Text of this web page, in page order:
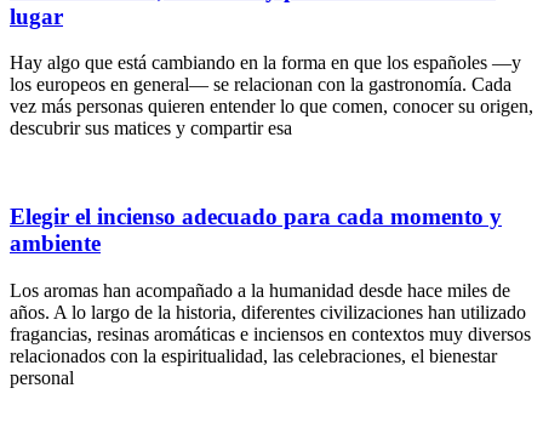
lugar
Hay algo que está cambiando en la forma en que los españoles —y
los europeos en general— se relacionan con la gastronomía. Cada
vez más personas quieren entender lo que comen, conocer su origen,
descubrir sus matices y compartir esa
Elegir el incienso adecuado para cada momento y
ambiente
Los aromas han acompañado a la humanidad desde hace miles de
años. A lo largo de la historia, diferentes civilizaciones han utilizado
fragancias, resinas aromáticas e inciensos en contextos muy diversos
relacionados con la espiritualidad, las celebraciones, el bienestar
personal